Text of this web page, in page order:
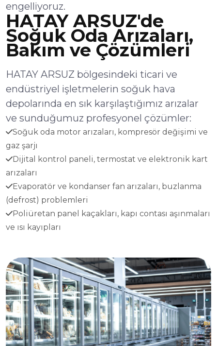
engelliyoruz.
HATAY ARSUZ'de
Soğuk Oda Arızaları,
Bakım ve Çözümleri
HATAY ARSUZ bölgesindeki ticari ve
endüstriyel işletmelerin soğuk hava
depolarında en sık karşılaştığımız arızalar
ve sunduğumuz profesyonel çözümler:
Soğuk oda motor arızaları, kompresör değişimi ve
gaz şarjı
Dijital kontrol paneli, termostat ve elektronik kart
arızaları
Evaporatör ve kondanser fan arızaları, buzlanma
(defrost) problemleri
Poliüretan panel kaçakları, kapı contası aşınmaları
ve ısı kayıpları